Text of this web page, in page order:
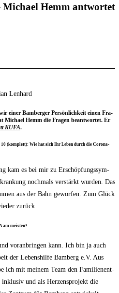
Micha­el Hemm antwortet
Lenhard
einer Bam­ber­ger Per­sön­lich­keit einen Fra­
Micha­el Hemm die Fra­gen beant­wor­tet. Er
KUFA.
(kom­plett): Wie hat sich Ihr Leben durch die Coro­na-
kam es bei mir zu Erschöp­fungs­sym­
noch­mals ver­stärkt wur­den. Das
aus der Bahn gewor­fen. Zum Glück
zurück.
am meisten?
vor­an­brin­gen kann. Ich bin ja auch
der Lebens­hil­fe Bam­berg e.V. Aus
ich mit mei­nem Team den Fami­li­en­ent­
und als Her­zens­pro­jekt die